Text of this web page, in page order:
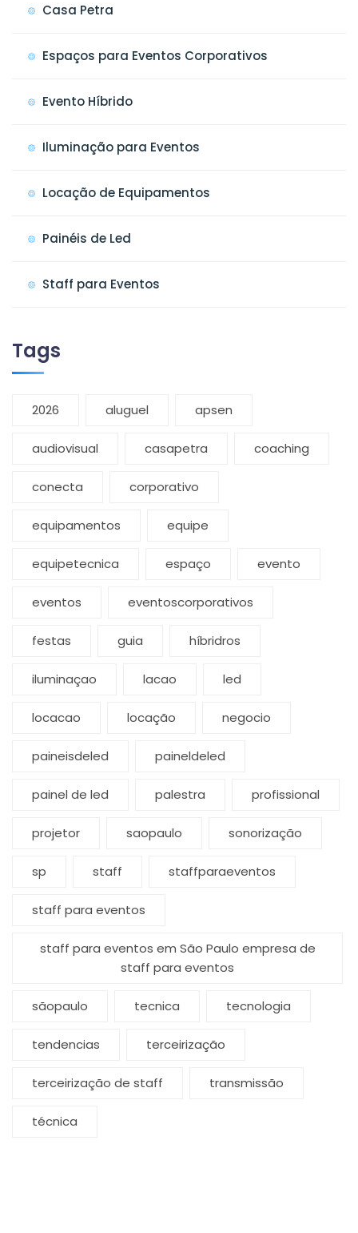
Casa Petra
Espaços para Eventos Corporativos
Evento Híbrido
Iluminação para Eventos
Locação de Equipamentos
Painéis de Led
Staff para Eventos
Tags
2026 aluguel apsen
audiovisual casapetra coaching
conecta corporativo
equipamentos equipe
equipetecnica espaço evento
eventos eventoscorporativos
festas guia híbridros
iluminaçao lacao led
locacao locação negocio
paineisdeled paineldeled
painel de led palestra profissional
projetor saopaulo sonorização
sp staff staffparaeventos
staff para eventos
staff para eventos em São Paulo empresa de
staff para eventos
sãopaulo tecnica tecnologia
tendencias terceirização
terceirização de staff transmissão
técnica